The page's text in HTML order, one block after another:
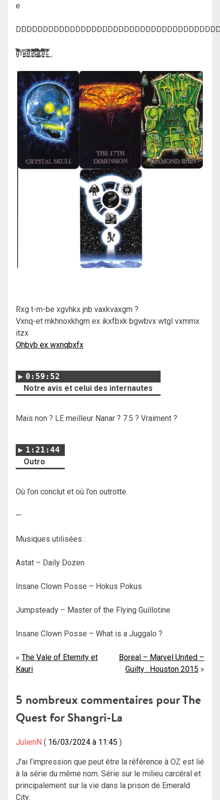
e
i̴̗̙̘̼̒͐̉̀̿̑̎͋̾̈̇̿̒̆͛̃̂̈́̈̒̚͘͝͝͝m̴̼̫̱̬̰̼̘͙̟̺̰̪̥͆̂ͅe̴̛͕̘͇̻̯͉̼̺̫̲̬̳̼̝̣̩̳͈͕̋̈̈́̓͋̈́̉͂̂͊̈̈͘̚͠n̷̨̛̥̰̰͇̯͍̝͙͕͔͌̾̈̇́̀͐͂̓̐͊̌́̀̔̀͆̀̋̏̍͊͛́͊̍͑̑̎̋͂̃̈́̃͆̿̇̈́̚̚̚̕͝͝͝͝͠ş̶̭̫̤̳̮̺̠̞̩͚̣͓̙̯̩̖͋̂̈͌̌̈́͂̐͂̽͛̇̓͌̃͂̀̅̉͋͒̔̋̑̋̎̆̆̐͑͌̓̓̚͘̚͝͠͝i̸̢̡͈̻̗̳̘̹̰̫̻̺͙̥̝̙͎̞͇̘͖̲̮̤̜̹̯̮̥̬̼̠̼̮̣̱͇͔̣͂̽̃̉̈͝͝ơ̵̧̛̯̙̩͍̬̪̰̭̦̟̹̣̽̄͒͊̿̉͊̊̓̿͋̈́͛͌̂̌̌̍̐̒̏̏̐̅̓̉̏̎̄̉̉͆̚͘̚͝͝n̵̬͙̞͍̭͉̱͇̯͈͈̺̘͉̳̺̹̯̆͂̓̽́̒̀̐̑̀̿̒͜
Rxg t-m-be xgvhkx jnb vaxkvaxgm ?
Vxnq-et mkhnoxkhgm ex ikxfbxk bgwbvx wtgl vxmmx
itzx
Ohbvb ex wxnqbxfx
0:59:52
Notre avis et celui des internautes
Mais non ? LE meilleur Nanar ? 7.5 ? Vraiment ?
1:21:44
Outro
Où l’on conclut et où l’on outrotte.
—
Musiques utilisées :
Astat – Daily Dozen
Insane Clown Posse – Hokus Pokus
Jumpsteady – Master of the Flying Guillotine
Insane Clown Posse – What is a Juggalo ?
Navigation
de
l’article
The Vale of Eternity et
Kauri
Boreal – Marvel United –
Guilty : Houston 2015
5 nombreux commentaires pourThe
Quest for Shangri-La
JulienN 16/03/2024 à 11:45
J’ai l’impression que peut être la référence à OZ est lié
à la série du même nom. Série sur le milieu carcéral et
principalement sur la vie dans la prison de Emerald
City.